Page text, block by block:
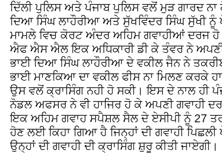
ਦਿੱਲੀ ਪੁਲਿਸ ਅਤੇ ਪੰਜਾਬ ਪੁਲਿਸ ਵਲੋਂ ਮੁੜ ਗਾਰਦ ਨਾ
ਦਿਆ ਸਿੰਘ ਲਾਹੌਰੀਆ ਅਤੇ ਸੁੱਖਵਿੰਦਰ ਸਿੰਘ ਸੁੱਖੀ ਨੂੰ
ਮਾਮਲੇ ਵਿਚ ਕੋਰਟ ਅੰਦਰ ਅਹਿਮ ਗਵਾਹੀਆਂ ਦਰਜ
ਐਫ ਐਸ ਐਲ ਇਕ ਅਧਿਕਾਰੀ ਡੀ ਕੇ ਤੰਵਰ ਨੇ
ਭਾਈ ਦਿਆ ਸਿੰਘ ਲਾਹੌਰੀਆ ਦੇ ਵਕੀਲ ਜੈਨ ਨੇ
ਭਾਈ ਮਾਣਕਿਆ ਦਾ ਵਕੀਲ ਫੀਸ ਨਾ ਮਿਲਣ ਕਰਕੇ
ਉਸ ਵਲੋਂ ਕ੍ਰਾਸਿੰਗ ਨਹੀ ਹੋ ਸਕੀ। ਇਸ ਦੇ ਨਾਲ ਹੀ
ਨੋਡਲ ਅਫਸਰ ਨੇ ਵੀ ਹਾਜਿਰ ਹੋ ਕੇ ਅਪਣੀ ਗਵਾਹੀ
ਇਕ ਅਹਿਮ ਗਵਾਹ ਸਪੈਸ਼ਲ ਸੈਲ ਦੇ ਏਸੀਪੀ ਨੂੰ 27
ਹੋਣ ਲਈ ਕਿਹਾ ਗਿਆ ਹੈ ਜਿਨ੍ਹਾਂ ਦੀ ਗਵਾਹੀ
ਉਨ੍ਹਾਂ ਦੀ ਗਵਾਹੀ ਦੀ ਕ੍ਰਾਸਿੰਗ ਸ਼ੁਰੂ ਕੀਤੀ ਜਾਏਗੀ।